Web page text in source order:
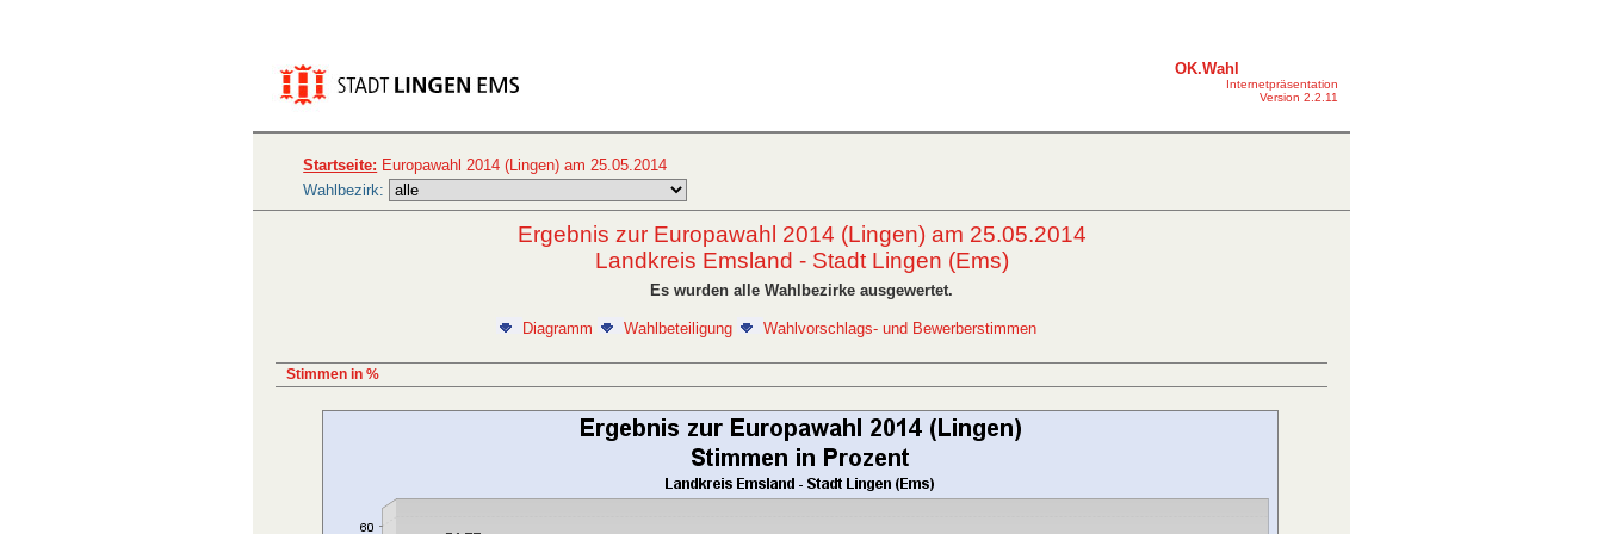
OK.Wahl
Internetpräsentation
Version 2.2.11
Startseite: Europawahl 2014 (Lingen) am 25.05.2014
Wahlbezirk:
Ergebnis zur Europawahl 2014 (Lingen) am 25.05.2014
Landkreis Emsland - Stadt Lingen (Ems)
Es wurden alle Wahlbezirke ausgewertet.
Diagramm Wahlbeteiligung Wahlvorschlags- und Bewerberstimmen
Stimmen in %